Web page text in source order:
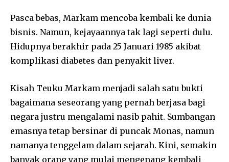
Pasca bebas, Markam mencoba kembali ke dunia
bisnis. Namun, kejayaannya tak lagi seperti dulu.
Hidupnya berakhir pada 25 Januari 1985 akibat
komplikasi diabetes dan penyakit liver.
Kisah Teuku Markam menjadi salah satu bukti
bagaimana seseorang yang pernah berjasa bagi
negara justru mengalami nasib pahit. Sumbangan
emasnya tetap bersinar di puncak Monas, namun
namanya tenggelam dalam sejarah. Kini, semakin
banyak orang yang mulai mengenang kembali